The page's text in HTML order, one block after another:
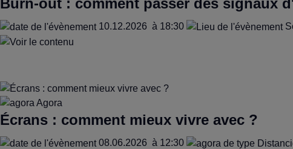
Burn-out : comment passer des signaux
10.12.2026 à 18:30
Agora
Écrans : comment mieux vivre avec ?
08.06.2026 à 12:30